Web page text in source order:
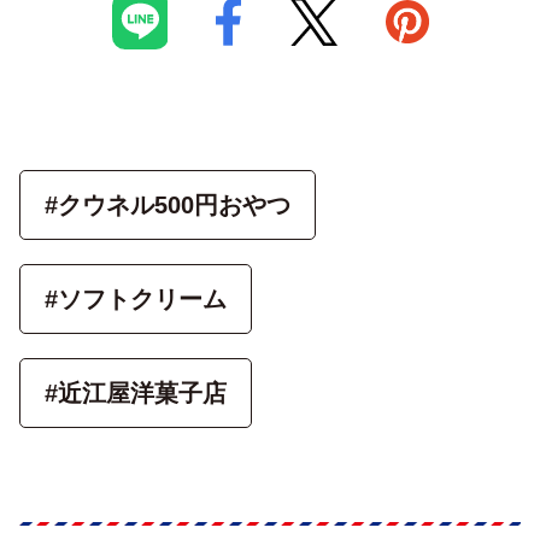
#クウネル500円おやつ
#ソフトクリーム
#近江屋洋菓子店